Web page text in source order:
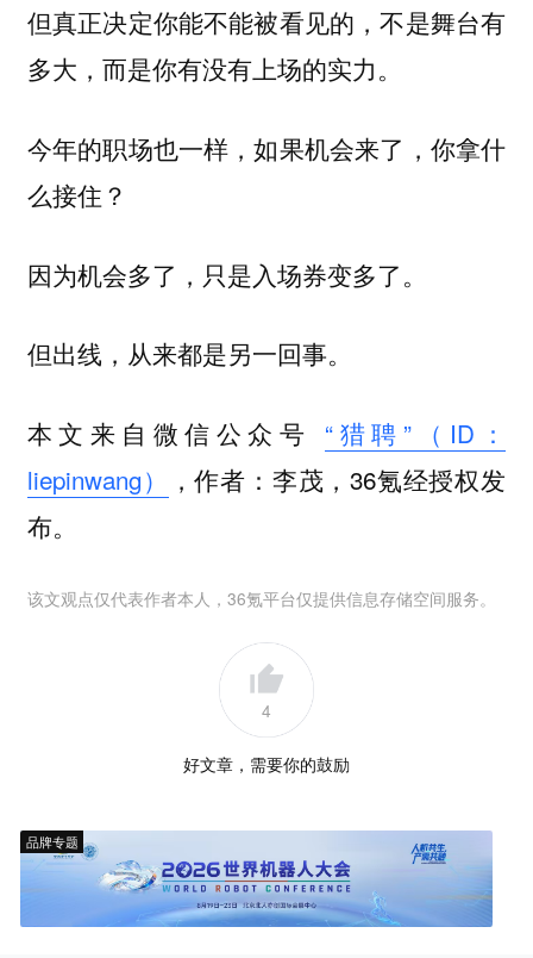
但真正决定你能不能被看见的，不是舞台有
多大，而是你有没有上场的实力。
今年的职场也一样，如果机会来了，你拿什
么接住？
因为机会多了，只是入场券变多了。
但出线，从来都是另一回事。
本文来自微信公众号 “猎聘”（ID：
liepinwang）
，作者：李茂，36氪经授权发
布。
该文观点仅代表作者本人，36氪平台仅提供信息存储空间服务。
4
好文章，需要你的鼓励
品牌专题